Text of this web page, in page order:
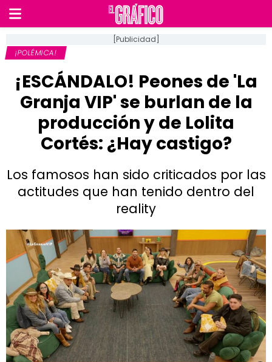
[Publicidad]
¡POLÉMICA!
¡ESCÁNDALO! Peones de 'La
Granja VIP' se burlan de la
producción y de Lolita
Cortés: ¿Hay castigo?
Los famosos han sido criticados por las
actitudes que han tenido dentro del
reality